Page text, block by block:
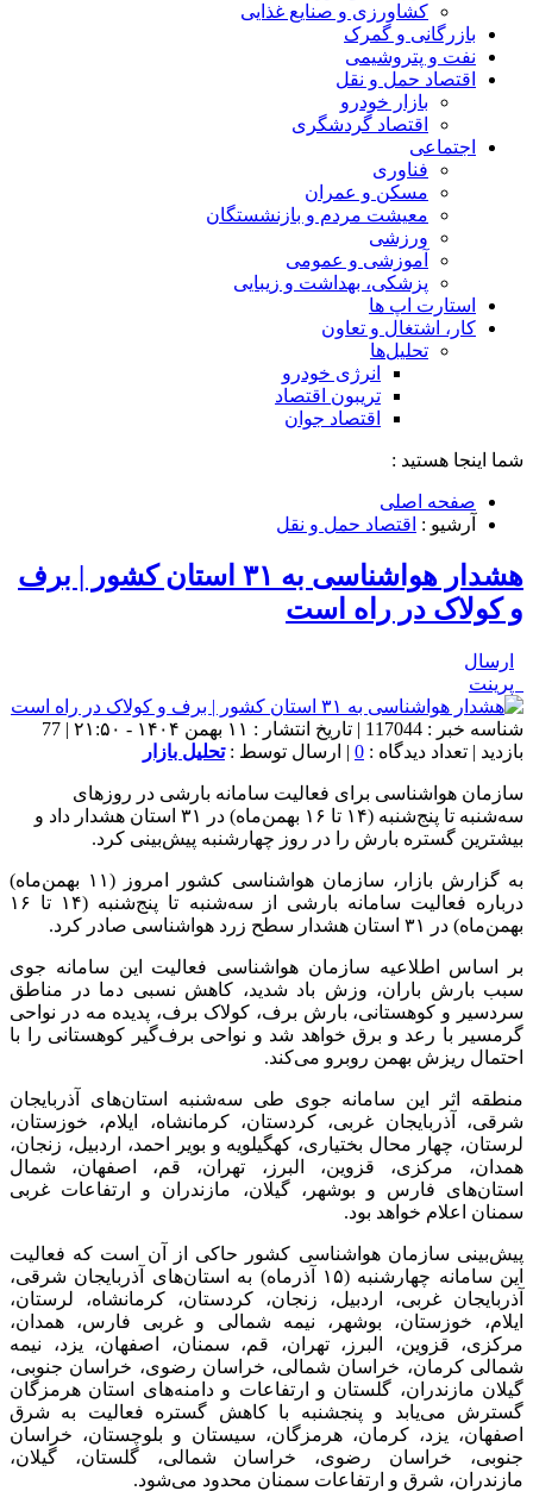
کشاورزی و صنایع غذایی
بازرگانی و گمرک
نفت و پتروشیمی
اقتصاد حمل و نقل
بازار خودرو
اقتصاد گردشگری
اجتماعی
فناوری
مسکن و عمران
معیشت مردم و بازنشستگان
ورزشی
آموزشی و عمومی
پزشکی، بهداشت و زیبایی
استارت اپ ها
کار، اشتغال و تعاون
تحلیل‌ها
انرژی خودرو
تریبون اقتصاد
اقتصاد جوان
شما اینجا هستید :
صفحه اصلی
آرشیو : اقتصاد حمل و نقل
هشدار هواشناسی به ۳۱ استان کشور | برف
و کولاک در راه است
ارسال
پرینت
شناسه خبر : 117044 | تاریخ انتشار : ۱۱ بهمن ۱۴۰۴ - ۲۱:۵۰ | 77
بازدید | تعداد دیدگاه : 0 | ارسال توسط :تحلیل بازار
سازمان هواشناسی برای فعالیت سامانه بارشی در روزهای
سه‌شنبه تا پنج‌شنبه (۱۴ تا ۱۶ بهمن‌ماه) در ۳۱ استان هشدار داد و
بیشترین گستره بارش را در روز چهارشنبه پیش‌بینی کرد.
به گزارش بازار، سازمان هواشناسی کشور امروز (۱۱ بهمن‌ماه)
درباره فعالیت سامانه بارشی از سه‌شنبه تا پنج‌شنبه (۱۴ تا ۱۶
بهمن‌ماه) در ۳۱ استان هشدار سطح زرد هواشناسی صادر کرد.
بر اساس اطلاعیه سازمان هواشناسی فعالیت این سامانه جوی
سبب بارش باران، وزش باد شدید، کاهش نسبی دما در مناطق
سردسیر و کوهستانی، بارش برف، کولاک برف، پدیده مه در نواحی
گرمسیر با رعد و برق خواهد شد و نواحی برف‌گیر کوهستانی را با
احتمال ریزش بهمن روبرو می‌کند.
منطقه اثر این سامانه جوی طی سه‌شنبه استان‌های آذربایجان
شرقی، آذربایجان غربی، کردستان، کرمانشاه، ایلام، خوزستان،
لرستان، چهار محال بختیاری، کهگیلویه و بویر احمد، اردبیل، زنجان،
همدان، مرکزی، قزوین، البرز، تهران، قم، اصفهان، شمال
استان‌های فارس و بوشهر، گیلان، مازندران و ارتفاعات غربی
سمنان اعلام خواهد بود.
پیش‌بینی سازمان هواشناسی کشور حاکی از آن است که فعالیت
این سامانه چهارشنبه (۱۵ آذرماه) به استان‌های آذربایجان شرقی،
آذربایجان غربی، اردبیل، زنجان، کردستان، کرمانشاه، لرستان،
ایلام، خوزستان، بوشهر، نیمه شمالی و غربی فارس، همدان،
مرکزی، قزوین، البرز، تهران، قم، سمنان، اصفهان، یزد، نیمه
شمالی کرمان، خراسان شمالی، خراسان رضوی، خراسان جنوبی،
گیلان مازندران، گلستان و ارتفاعات و دامنه‌های استان هرمزگان
گسترش می‌یابد و پنجشنبه با کاهش گستره فعالیت به شرق
اصفهان، یزد، کرمان، هرمزگان، سیستان و بلوچستان، خراسان
جنوبی، خراسان رضوی، خراسان شمالی، گلستان، گیلان،
مازندران، شرق و ارتفاعات سمنان محدود می‌شود.